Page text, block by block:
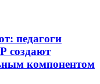
педагоги
создают
компонентом